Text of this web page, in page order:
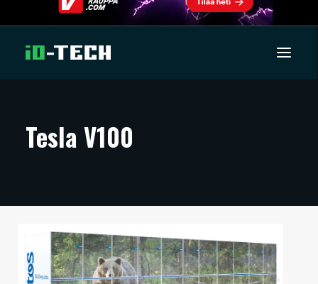
ARTIKKELIT
TECHBBS
HINTA.FI
Tesla V100